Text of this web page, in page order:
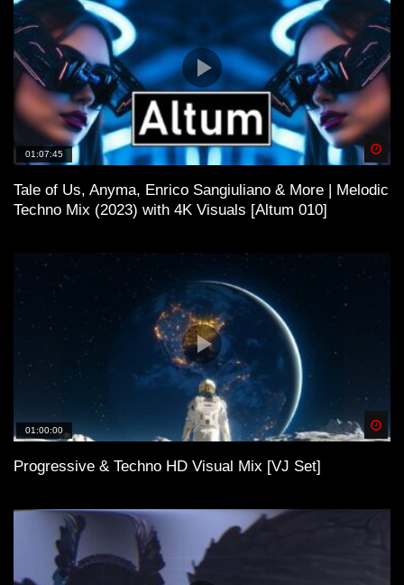
01:07:45
Tale of Us, Anyma, Enrico Sangiuliano & More | Melodic
Techno Mix (2023) with 4K Visuals [Altum 010]
01:00:00
Progressive & Techno HD Visual Mix [VJ Set]